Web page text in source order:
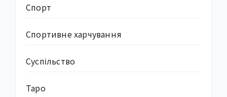
Спорт
Спортивне харчування
Суcпільство
Таро